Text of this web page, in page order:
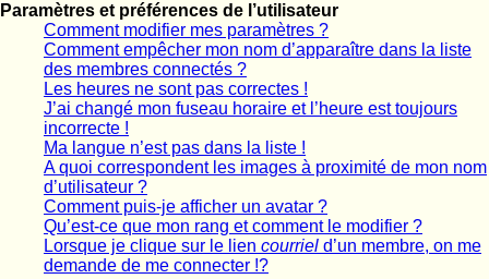
Paramètres et préférences de l’utilisateur
Comment modifier mes paramètres ?
Comment empêcher mon nom d’apparaître dans la liste
des membres connectés ?
Les heures ne sont pas correctes !
J’ai changé mon fuseau horaire et l’heure est toujours
incorrecte !
Ma langue n’est pas dans la liste !
A quoi correspondent les images à proximité de mon nom
d’utilisateur ?
Comment puis-je afficher un avatar ?
Qu’est-ce que mon rang et comment le modifier ?
Lorsque je clique sur le lien courriel d’un membre, on me
demande de me connecter !?